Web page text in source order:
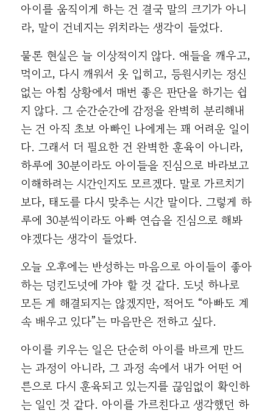
아이를 움직이게 하는 건 결국 말의 크기가 아니
라, 말이 건네지는 위치라는 생각이 들었다.
물론 현실은 늘 이상적이지 않다. 애들을 깨우고,
먹이고, 다시 깨워서 옷 입히고, 등원시키는 정신
없는 아침 상황에서 매번 좋은 판단을 하기는 쉽
지 않다. 그 순간순간에 감정을 완벽히 분리해내
는 건 아직 초보 아빠인 나에게는 꽤 어려운 일이
다. 그래서 더 필요한 건 완벽한 훈육이 아니라,
하루에 30분이라도 아이들을 진심으로 바라보고
이해하려는 시간인지도 모르겠다. 말로 가르치기
보다, 태도를 다시 맞추는 시간 말이다. 그렇게 하
루에 30분씩이라도 아빠 연습을 진심으로 해봐
야겠다는 생각이 들었다.
오늘 오후에는 반성하는 마음으로 아이들이 좋아
하는 덩킨도넛에 가야 할 것 같다. 도넛 하나로
모든 게 해결되지는 않겠지만, 적어도 “아빠도 계
속 배우고 있다”는 마음만은 전하고 싶다.
아이를 키우는 일은 단순히 아이를 바르게 만드
는 과정이 아니라, 그 과정 속에서 내가 어떤 어
른으로 다시 훈육되고 있는지를 끊임없이 확인하
는 일인 것 같다. 아이를 가르친다고 생각했던 하